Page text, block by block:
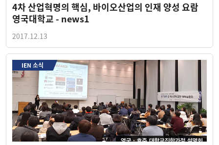
4차 산업혁명의 핵심, 바이오산업의 인재 양성 요람
영국대학교 - news1
2017.12.13
IEN 소식